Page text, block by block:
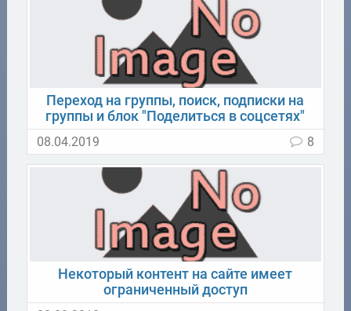
Переход на группы, поиск, подписки на
группы и блок "Поделиться в соцсетях"
08.04.2019 8
Некоторый контент на сайте имеет
ограниченный доступ